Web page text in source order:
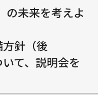
の未来を考えよ
針（後
て、説明会を